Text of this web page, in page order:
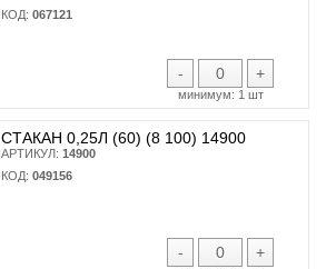
КОД: 067121
- +
минимум: 1 шт
СТАКАН 0,25Л (60) (8 100) 14900
АРТИКУЛ: 14900
КОД: 049156
- +